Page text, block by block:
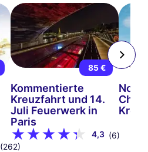
(262)
85 €
Kommentierte
Kreuzfahrt und 14.
Juli Feuerwerk in
Paris
4,3 (6)